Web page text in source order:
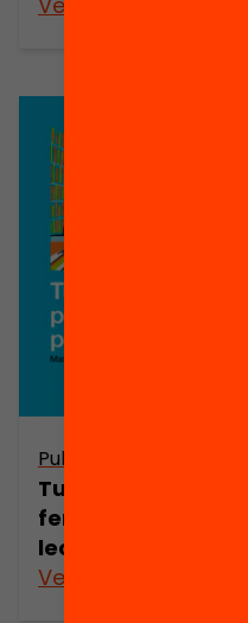
Publicació
Tu també pots
fer molt per la
lectura!
Veure’n més